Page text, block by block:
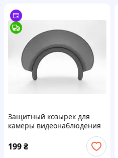
Защитный козырек для
камеры видеонаблюдения
199₴